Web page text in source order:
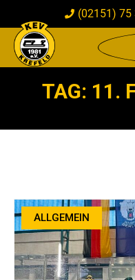
(02151) 75
TAG: 11.
ALLGEMEIN